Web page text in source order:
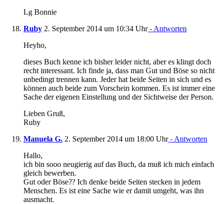
Lg Bonnie
Ruby 2. September 2014 um 10:34 Uhr- Antworten
Heyho,
dieses Buch kenne ich bisher leider nicht, aber es klingt doch
recht interessant. Ich finde ja, dass man Gut und Böse so nicht
unbedingt trennen kann. Jeder hat beide Seiten in sich und es
können auch beide zum Vorschein kommen. Es ist immer eine
Sache der eigenen Einstellung und der Sichtweise der Person.
Lieben Gruß,
Ruby
Manuela G. 2. September 2014 um 18:00 Uhr- Antworten
Hallo,
ich bin sooo neugierig auf das Buch, da muß ich mich einfach
gleich bewerben.
Gut oder Böse?? Ich denke beide Seiten stecken in jedem
Menschen. Es ist eine Sache wie er damit umgeht, was ihn
ausmacht.